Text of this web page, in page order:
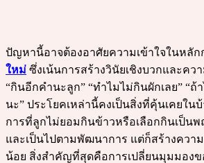
ปัญหานี้อาจต้องอาศัยความเข้าใจในหลัก
ใหม่ ซึ่งเน้นการสร้างวินัยเชิงบวกและคว
“กินอีกคำนะลูก” “ทำไมไม่กินผักเลย” “ถ้
นะ” ประโยคเหล่านี้คงเป็นสิ่งที่คุ้นเคยใน
การที่ลูกไม่ยอมกินข้าวหรือเลือกกินเป็น
และเป็นไปตามพัฒนาการ แต่ก็สร้างควา
น้อย สิ่งสำคัญที่สุดคือการเปลี่ยนมุมมองข